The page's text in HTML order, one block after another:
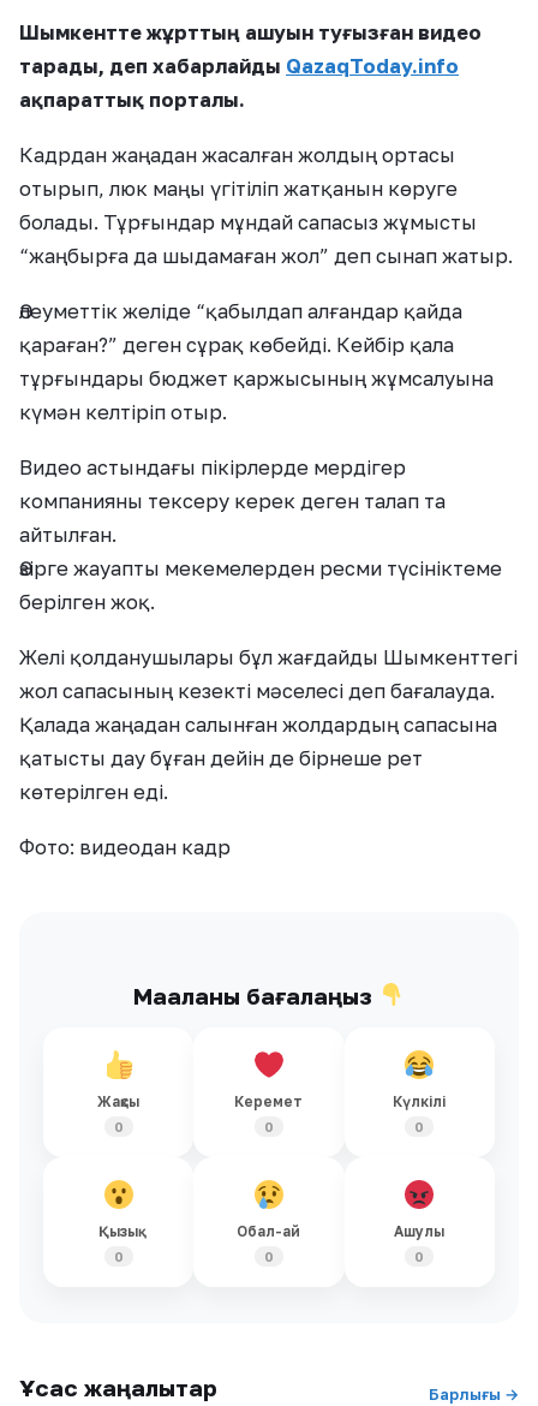
Шымкентте жұрттың ашуын туғызған видео
тарады, деп хабарлайды QazaqToday.info
ақпараттық порталы.
Кадрдан жаңадан жасалған жолдың ортасы
отырып, люк маңы үгітіліп жатқанын көруге
болады. Тұрғындар мұндай сапасыз жұмысты
“жаңбырға да шыдамаған жол” деп сынап жатыр.
Әлеуметтік желіде “қабылдап алғандар қайда
қараған?” деген сұрақ көбейді. Кейбір қала
тұрғындары бюджет қаржысының жұмсалуына
күмән келтіріп отыр.
Видео астындағы пікірлерде мердігер
компанияны тексеру керек деген талап та
айтылған.
Әзірге жауапты мекемелерден ресми түсініктеме
берілген жоқ.
Желі қолданушылары бұл жағдайды Шымкенттегі
жол сапасының кезекті мәселесі деп бағалауда.
Қалада жаңадан салынған жолдардың сапасына
қатысты дау бұған дейін де бірнеше рет
көтерілген еді.
Фото: видеодан кадр
Мақаланы бағалаңыз
Жақсы
0
Керемет
0
Күлкілі
0
Қызық
0
Обал-ай
0
Ашулы
0
Ұқсас жаңалықтар Барлығы →